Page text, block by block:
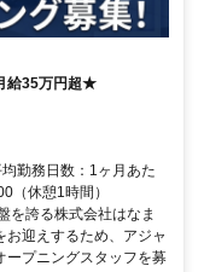
給35万円超★
勤務日数：1ヶ月あた
（休憩1時間）
を誇る株式会社はなま
迎えするため、アジャ
ープニングスタッフを募